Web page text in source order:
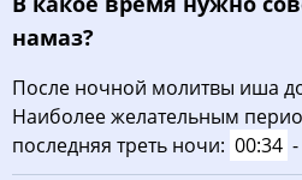
30, Вс 03:49 05:19 11:59
03:50 11:59
намаз?
После ночной молитвы иша
Наиболее желательным
последняя треть ночи: 00:34 -